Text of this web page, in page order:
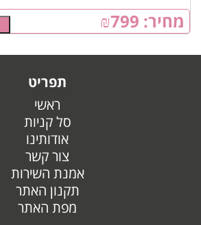
מחיר: ₪799
תפריט
ראשי
סל קניות
אודותינו
צור קשר
אמנת השירות
תקנון האתר
מפת האתר